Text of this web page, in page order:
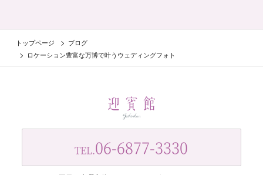
トップページ
ブログ
ロケーション豊富な万博で叶うウェディングフォト
TEL.06-6877-3330